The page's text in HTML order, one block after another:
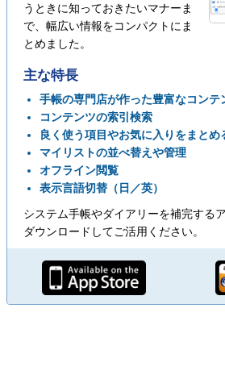
うときに知っておきたいマナーま
で、幅広い情報をコンパクトにま
とめました。
主な特長
手帳の専門店が作った豊富なコンテ
コンテンツの索引検索
良く使う項目やお気に入りをまとめ
マイリストの並べ替えや管理
オフライン閲覧
表示言語切替（日／英）
システム手帳やダイアリーを補完する
ダウンロードしてご活用ください。